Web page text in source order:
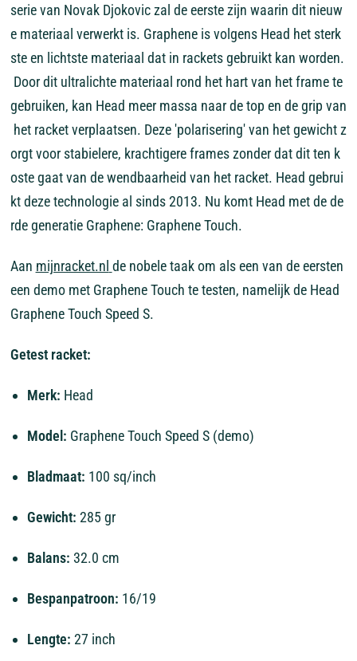
serie van Novak Djokovic zal de eerste zijn waarin dit nieuw
e materiaal verwerkt is. Graphene is volgens Head het sterk
ste en lichtste materiaal dat in rackets gebruikt kan worden.
Door dit ultralichte materiaal rond het hart van het framete
gebruiken, kan Head meer massa naar de top en de grip van
het racket verplaatsen. Deze 'polarisering' van het gewicht z
orgt voor stabielere, krachtigere frames zonder dat dit ten k
oste gaat van de wendbaarheid van het racket. Head gebrui
kt deze technologie al sinds 2013. Nu komt Head met dede
rde generatie Graphene: Graphene Touch.
Aan mijnracket.nl de nobele taak om als een van de eersten
een demo met Graphene Touch te testen, namelijk de Head
Graphene Touch Speed S.
Getest racket:
Merk: Head
Model: Graphene Touch Speed S (demo)
Bladmaat: 100 sq/inch
Gewicht: 285 gr
Balans: 32.0 cm
Bespanpatroon: 16/19
Lengte: 27 inch